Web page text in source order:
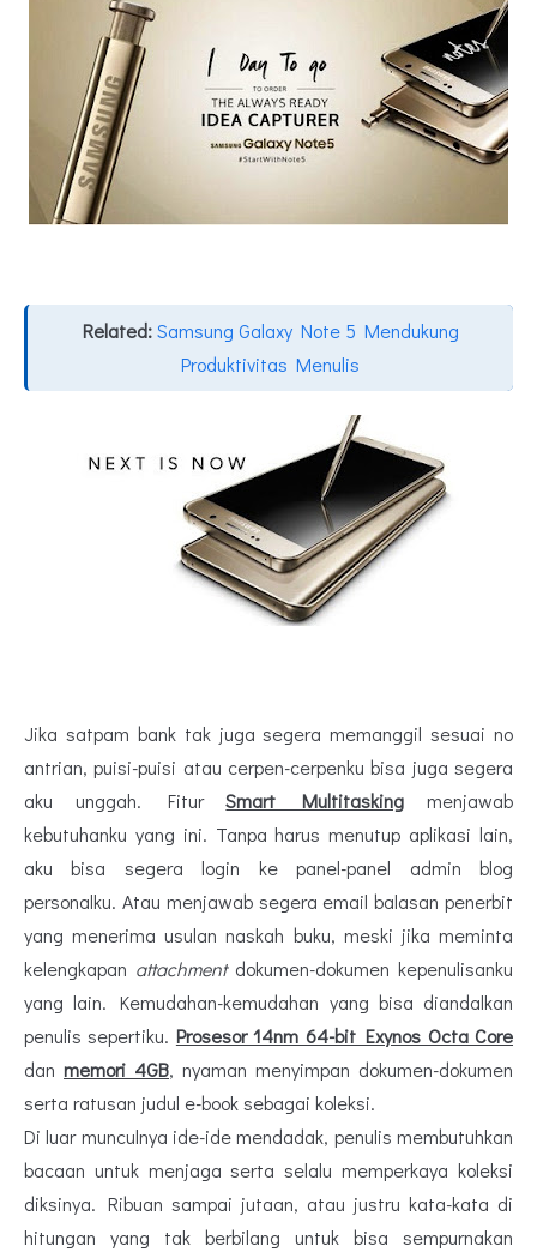
Related:Samsung Galaxy Note 5 Mendukung
Produktivitas Menulis
Jika satpam bank tak juga segera memanggil sesuai no
antrian, puisi-puisi atau cerpen-cerpenku bisa juga segera
aku unggah. FiturSmart Multitasking menjawab
kebutuhanku yang ini. Tanpa harus menutup aplikasi lain,
aku bisa segera login ke panel-panel admin blog
personalku. Atau menjawab segera email balasan penerbit
yang menerima usulan naskah buku, meski jika meminta
kelengkapan attachmentdokumen-dokumen kepenulisanku
yang lain. Kemudahan-kemudahan yang bisa diandalkan
penulis sepertiku. Prosesor 14nm 64-bit Exynos Octa Core
dan memori 4GB, nyaman menyimpan dokumen-dokumen
serta ratusan judul e-book sebagai koleksi.
Di luar munculnya ide-ide mendadak, penulis membutuhkan
bacaan untuk menjaga serta selalu memperkaya koleksi
diksinya. Ribuan sampai jutaan, atau justru kata-kata di
hitungan yang tak berbilang untuk bisa sempurnakan